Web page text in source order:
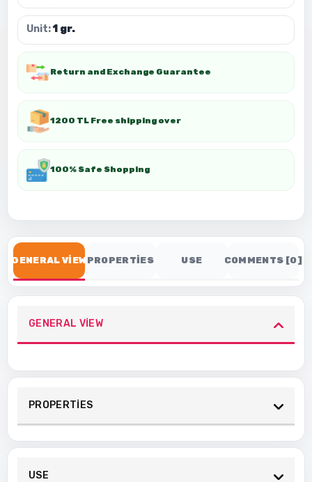
Unit:1 gr.
Return and Exchange Guarantee
1200 TL Free shipping over
100% Safe Shopping
GENERAL VİEW PROPERTİES USE COMMENTS [0]
GENERAL VİEW
PROPERTİES
USE